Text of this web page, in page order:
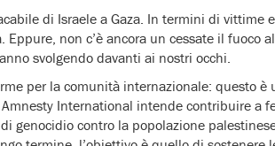
di Israele a Gaza. In termini di vittime
non c’è ancora un cessate il fuoco
svolgendo davanti ai nostri occhi.
per la comunità internazionale: questo è
International intende contribuire a
genocidio contro la popolazione